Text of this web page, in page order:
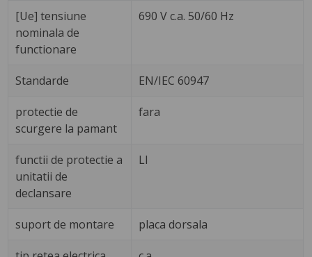
[Ue] tensiune
nominala de
functionare
690 V c.a. 50/60 Hz
Standarde EN/IEC 60947
protectie de
scurgere la pamant
fara
functii de protectie a
unitatii de
declansare
LI
suport de montare placa dorsala